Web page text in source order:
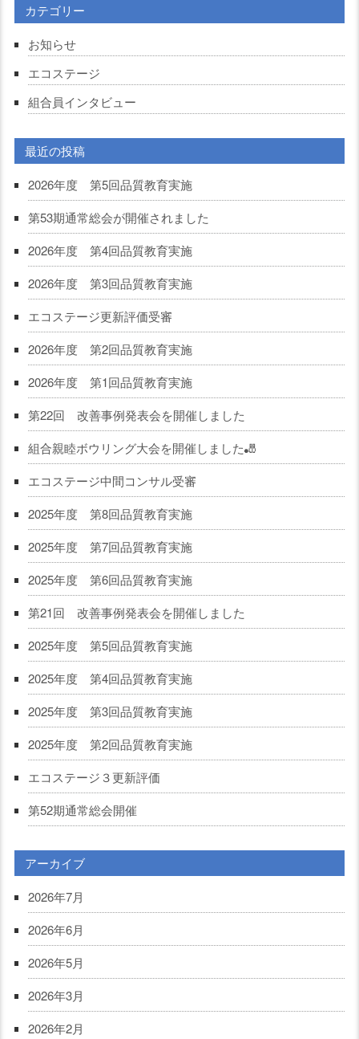
カテゴリー
お知らせ
エコステージ
組合員インタビュー
最近の投稿
2026年度 第5回品質教育実施
第53期通常総会が開催されました
2026年度 第4回品質教育実施
2026年度 第3回品質教育実施
エコステージ更新評価受審
2026年度 第2回品質教育実施
2026年度 第1回品質教育実施
第22回 改善事例発表会を開催しました
組合親睦ボウリング大会を開催しました🎳
エコステージ中間コンサル受審
2025年度 第8回品質教育実施
2025年度 第7回品質教育実施
2025年度 第6回品質教育実施
第21回 改善事例発表会を開催しました
2025年度 第5回品質教育実施
2025年度 第4回品質教育実施
2025年度 第3回品質教育実施
2025年度 第2回品質教育実施
エコステージ３更新評価
第52期通常総会開催
アーカイブ
2026年7月
2026年6月
2026年5月
2026年3月
2026年2月